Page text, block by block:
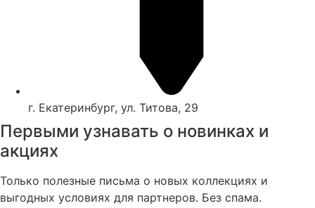
г. Екатеринбург, ул. Титова, 29
Первыми узнавать о новинках и
акциях
Только полезные письма о новых коллекциях и
выгодных условиях для партнеров. Без спама.